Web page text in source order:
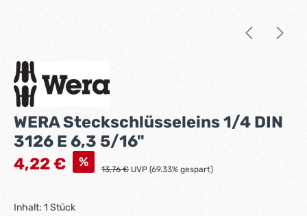
WERA Steckschlüsseleins 1/4 DIN
3126 E 6,3 5/16"
Verkaufspreis:
4,22 € % Regulärer Preis:
13,76 € UVP (69.33% gespart)
Inhalt: 1 Stück